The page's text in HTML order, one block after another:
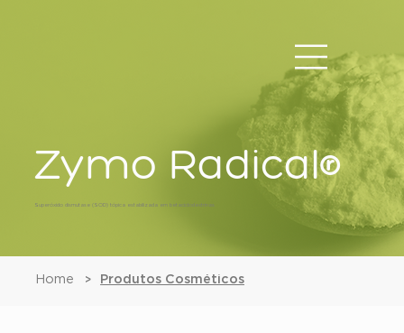
Zymo Radical®
Superóxido dismutase (SOD) tópica estabilizada em betaciclodextrinas
Home > Produtos Cosméticos